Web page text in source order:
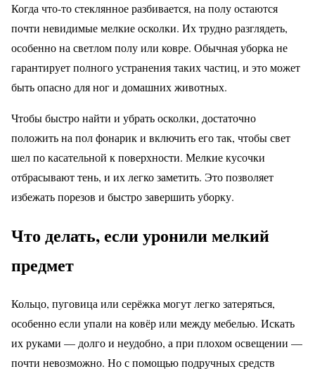
Когда что-то стеклянное разбивается, на полу остаются
почти невидимые мелкие осколки. Их трудно разглядеть,
особенно на светлом полу или ковре. Обычная уборка не
гарантирует полного устранения таких частиц, и это может
быть опасно для ног и домашних животных.
Чтобы быстро найти и убрать осколки, достаточно
положить на пол фонарик и включить его так, чтобы свет
шел по касательной к поверхности. Мелкие кусочки
отбрасывают тень, и их легко заметить. Это позволяет
избежать порезов и быстро завершить уборку.
Что делать, если уронили мелкий
предмет
Кольцо, пуговица или серёжка могут легко затеряться,
особенно если упали на ковёр или между мебелью. Искать
их руками — долго и неудобно, а при плохом освещении —
почти невозможно. Но с помощью подручных средств